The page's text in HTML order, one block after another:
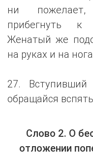
ни пожелает,
прибегнуть к
Женатый же
на руках и на
27.
обращайся
Слово 2. О
отложении